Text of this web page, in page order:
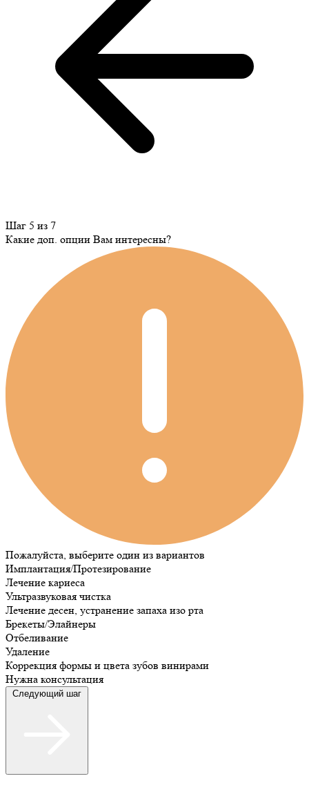
Шаг 5 из 7
Какие доп. опции Вам интересны?
Пожалуйста, выберите один из вариантов
Имплантация/Протезирование
Лечение кариеса
Ультразвуковая чистка
Лечение десен, устранение запаха изо рта
Брекеты/Элайнеры
Отбеливание
Удаление
Коррекция формы и цвета зубов винирами
Нужна консультация
Следующий шаг